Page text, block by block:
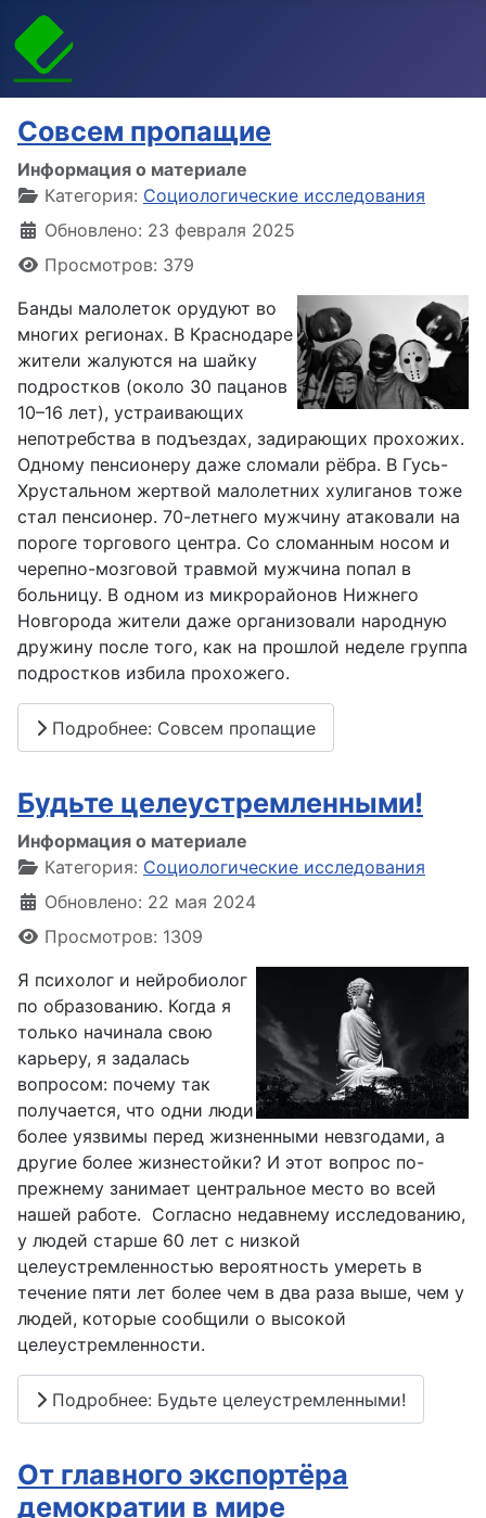
Совсем пропащие
Информация о материале
Категория: Социологические исследования
Обновлено: 23 февраля 2025
Просмотров: 379
Банды малолеток орудуют во
многих регионах. В Краснодаре
жители жалуются на шайку
подростков (около 30 пацанов
10–16 лет), устраивающих
непотребства в подъездах, задирающих прохожих.
Одному пенсионеру даже сломали рёбра. В Гусь-
Хрустальном жертвой малолетних хулиганов тоже
стал пенсионер. 70-летнего мужчину атаковали на
пороге торгового центра. Со сломанным носом и
черепно-мозговой травмой мужчина попал в
больницу. В одном из микрорайонов Нижнего
Новгорода жители даже организовали народную
дружину после того, как на прошлой неделе группа
подростков избила прохожего.
Подробнее: Совсем пропащие
Будьте целеустремленными!
Информация о материале
Категория: Социологические исследования
Обновлено: 22 мая 2024
Просмотров: 1309
Я психолог и нейробиолог
по образованию. Когда я
только начинала свою
карьеру, я задалась
вопросом: почему так
получается, что одни люди
более уязвимы перед жизненными невзгодами, а
другие более жизнестойки? И этот вопрос по-
прежнему занимает центральное место во всей
нашей работе. Согласно недавнему исследованию,
у людей старше 60 лет с низкой
целеустремленностью вероятность умереть в
течение пяти лет более чем в два раза выше, чем у
людей, которые сообщили о высокой
целеустремленности.
Подробнее: Будьте целеустремленными!
От главного экспортёра
демократии в мире